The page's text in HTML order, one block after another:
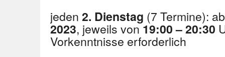
jeden 2. Dienstag (7 Termine):
2023, jeweils von19:00 – 20:30
Vorkenntnisse erforderlich